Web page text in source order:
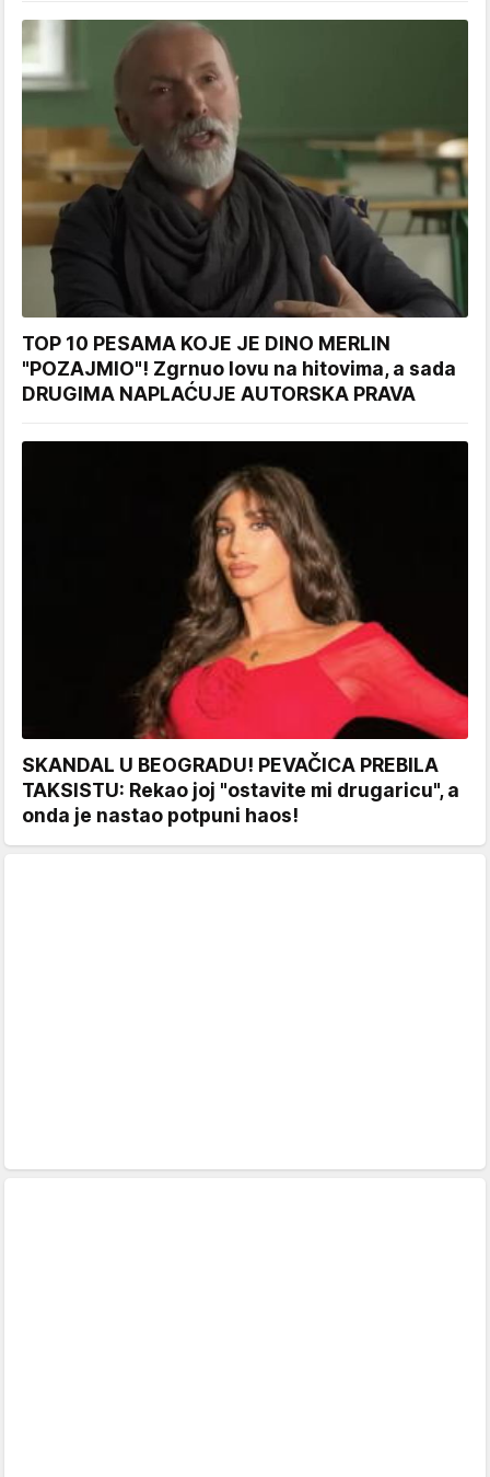
TOP 10 PESAMA KOJE JE DINO MERLIN
"POZAJMIO"! Zgrnuo lovu na hitovima, a sada
DRUGIMA NAPLAĆUJE AUTORSKA PRAVA
SKANDAL U BEOGRADU! PEVAČICA PREBILA
TAKSISTU: Rekao joj "ostavite mi drugaricu", a
onda je nastao potpuni haos!